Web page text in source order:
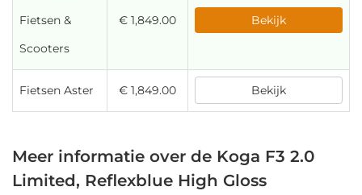
Fietsen &
Scooters
€ 1,849.00 Bekijk
Fietsen Aster € 1,849.00 Bekijk
Meer informatie over de Koga F3 2.0
Limited, Reflexblue High Gloss